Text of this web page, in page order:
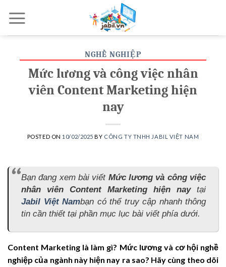
NGHỀ NGHIỆP
Mức lương và công việc nhân
viên Content Marketing hiện
nay
POSTED ON 10/02/2025 BY CÔNG TY TNHH JABIL VIỆT NAM
Bạn đang xem bài viết Mức lương và công việc
nhân viên Content Marketing hiện naytại
Jabil Việt Nambạn có thể truy cập nhanh thông
tin cần thiết tại phần mục lục bài viết phía dưới.
Content Marketing là làm gì? Mức lương và cơ hội nghề
nghiệp của ngành này hiện nay ra sao? Hãy cùng theo dõi